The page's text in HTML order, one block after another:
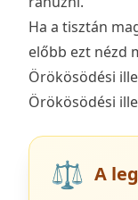
Ha a tisztán
előbb ezt nézd
Örökösödési
Örökösödési
⚖️ A